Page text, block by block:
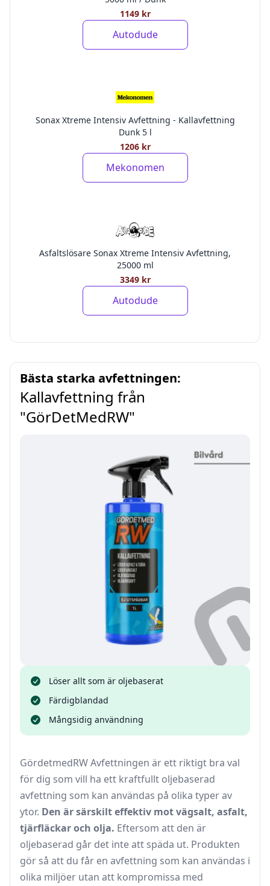
1149 kr
Autodude
Sonax Xtreme Intensiv Avfettning - Kallavfettning
Dunk 5 l
1206 kr
Mekonomen
Asfaltslösare Sonax Xtreme Intensiv Avfettning,
25000 ml
3349 kr
Autodude
Bästa starka avfettningen:
Kallavfettning från
"GörDetMedRW"
Löser allt som är oljebaserat
Färdigblandad
Mångsidig användning
GördetmedRW Avfettningen är ett riktigt bra val
för dig som vill ha ett kraftfullt oljebaserad
avfettning som kan användas på olika typer av
ytor. Den är särskilt effektiv mot vägsalt, asfalt,
tjärfläckar och olja. Eftersom att den är
oljebaserad går det inte att späda ut. Produkten
gör så att du får en avfettning som kan användas i
olika miljöer utan att kompromissa med